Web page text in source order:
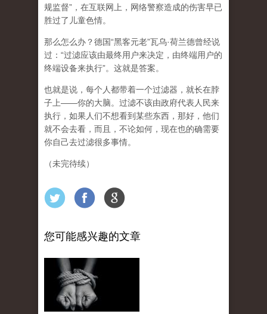
规监督”，在互联网上，网络警察造成的伤害早已
胜过了儿童色情。
那么怎么办？德国“黑客元老”瓦乌·荷兰德曾经说
过：“过滤应该由最终用户来决定，由终端用户的
终端设备来执行”。这就是答案。
也就是说，每个人都带着一个过滤器，就长在脖
子上——你的大脑。过滤不该由政府代表人民来
执行，如果人们不想看到某些东西，那好，他们
就不会去看，而且，不论如何，现在也的确需要
你自己去过滤很多事情。
（未完待续）
您可能感兴趣的文章